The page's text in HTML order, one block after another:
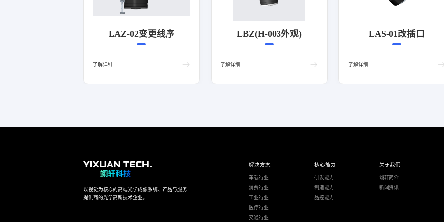
LAZ-02变更线序
了解详细
LBZ(H-003外观)
了解详细
LAS-01改插口
了解详细
以视觉为核心的高端光学成像系统、产品与服务
提供商的光学高新技术企业。
解决方案
车载行业
消费行业
工业行业
医疗行业
交通行业
核心能力
研发能力
制造能力
品控能力
关于我们
翊轩简介
新闻资讯